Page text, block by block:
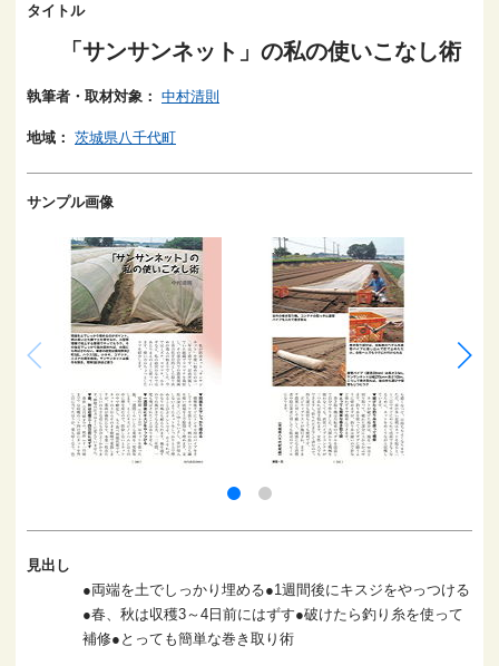
タイトル
「サンサンネット」の私の使いこなし術
執筆者・取材対象： 中村清則
地域： 茨城県八千代町
サンプル画像
見出し
●両端を土でしっかり埋める●1週間後にキスジをやっつける
●春、秋は収穫3～4日前にはずす●破けたら釣り糸を使って
補修●とっても簡単な巻き取り術